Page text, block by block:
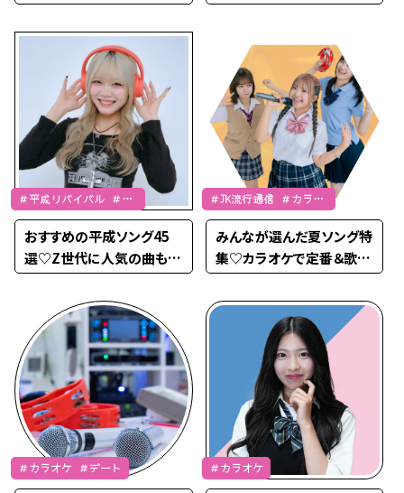
最新】
30選【男子必見】
＃平成リバイバル ＃カ
ラオケ
おすすめの平成ソング45
選♡Z世代に人気の曲も紹
介！
＃JK流行通信 ＃カラオ
ケ
みんなが選んだ夏ソング特
集♡カラオケで定番＆歌い
やすい曲を紹介
＃カラオケ ＃デート ＃カラオケ